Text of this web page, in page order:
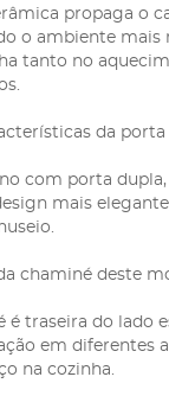
propaga o
o ambiente mais
tanto no
da
com porta
mais
chaminé deste
é traseira do lado
em diferentes
na cozinha.